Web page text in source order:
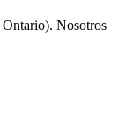
Ontario). Nosotros